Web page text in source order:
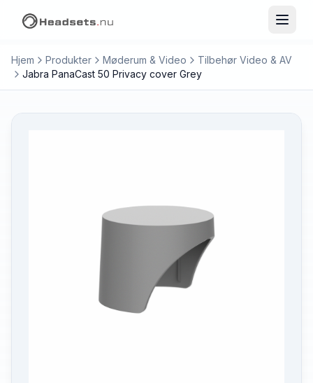
Hjem Produkter Møderum & Video
Tilbehør Video & AV
Jabra PanaCast 50 Privacy cover Grey